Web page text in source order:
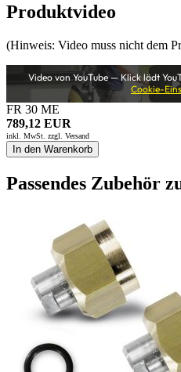
Produktvideo
(Hinweis: Video muss nicht dem
Video von YouTube — Klick lädt
Cookie-
FR 30 ME
789,12 EUR
inkl. MwSt. zzgl. Versand
In den Warenkorb
Passendes Zubehör